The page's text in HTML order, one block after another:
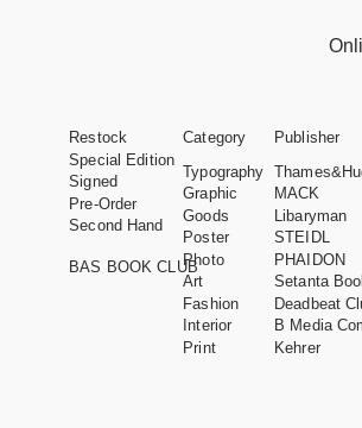
Restock
Special Edition
Signed
Pre-Order
Second Hand
BAS BOOK CLUB
Category
Typography
Graphic
Goods
Poster
Photo
Art
Fashion
Interior
Print
Publisher
MACK
Libaryman
STEIDL
PHAIDON
Setanta
Deadbeat
B Media
Kehrer